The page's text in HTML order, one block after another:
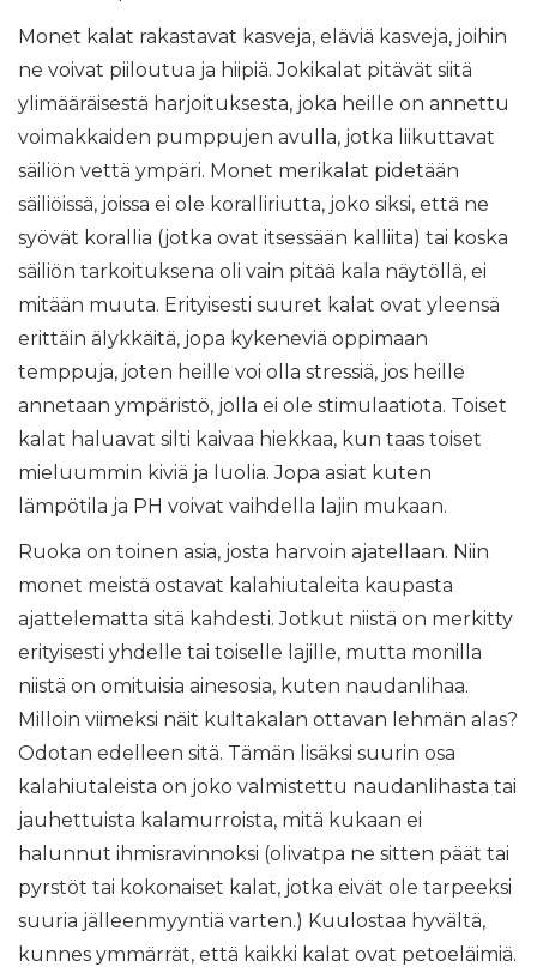
Monet kalat rakastavat kasveja, eläviä kasveja, joihin
ne voivat piiloutua ja hiipiä. Jokikalat pitävät siitä
ylimääräisestä harjoituksesta, joka heille on annettu
voimakkaiden pumppujen avulla, jotka liikuttavat
säiliön vettä ympäri. Monet merikalat pidetään
säiliöissä, joissa ei ole koralliriutta, joko siksi, että ne
syövät korallia (jotka ovat itsessään kalliita) tai koska
säiliön tarkoituksena oli vain pitää kala näytöllä, ei
mitään muuta. Erityisesti suuret kalat ovat yleensä
erittäin älykkäitä, jopa kykeneviä oppimaan
temppuja, joten heille voi olla stressiä, jos heille
annetaan ympäristö, jolla ei ole stimulaatiota. Toiset
kalat haluavat silti kaivaa hiekkaa, kun taas toiset
mieluummin kiviä ja luolia. Jopa asiat kuten
lämpötila ja PH voivat vaihdella lajin mukaan.
Ruoka on toinen asia, josta harvoin ajatellaan. Niin
monet meistä ostavat kalahiutaleita kaupasta
ajattelematta sitä kahdesti. Jotkut niistä on merkitty
erityisesti yhdelle tai toiselle lajille, mutta monilla
niistä on omituisia ainesosia, kuten naudanlihaa.
Milloin viimeksi näit kultakalan ottavan lehmän alas?
Odotan edelleen sitä. Tämän lisäksi suurin osa
kalahiutaleista on joko valmistettu naudanlihasta tai
jauhettuista kalamurroista, mitä kukaan ei
halunnut ihmisravinnoksi (olivatpa ne sitten päät tai
pyrstöt tai kokonaiset kalat, jotka eivät ole tarpeeksi
suuria jälleenmyyntiä varten.) Kuulostaa hyvältä,
kunnes ymmärrät, että kaikki kalat ovat petoeläimiä.